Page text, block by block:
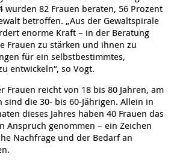
Sylter Weg
Tresckowstraße
Voltmerstraße
Wiehbergstraße
Mühenkamp / Familienzentrum
Petermannstraße /
Pfarrlandplatz
Ratswiese
Rosenbergstraße
wurden 82 Frauen beraten, 56 Prozent
betroffen. „Aus der Gewaltspirale
enorme Kraft – in der Beratung
Frauen zu stärken und ihnen zu
für ein selbstbestimmtes,
entwickeln“, so Vogt.
Frauen reicht von 18 bis 80 Jahren, am
die 30- bis 60-Jährigen. Allein in
dieses Jahres haben 40 Frauen das
Anspruch genommen – ein Zeichen
Nachfrage und der Bedarf an